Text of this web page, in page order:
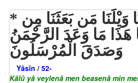
هَذَا مَا وَعَدَ الرَّحْمَنُ
وَصَدَقَ الْمُرْسَلُونَ
Yâsîn / 52-
Kâlû yâ veylenâ men beasenâ min